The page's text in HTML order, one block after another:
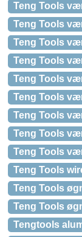
Teng Tools
Teng Tools
Teng Tools
Teng Tools
Teng Tools
Teng Tools
Teng Tools
Teng Tools
Teng Tools
Teng Tools
Teng Tools
Teng Tools
Tengtools